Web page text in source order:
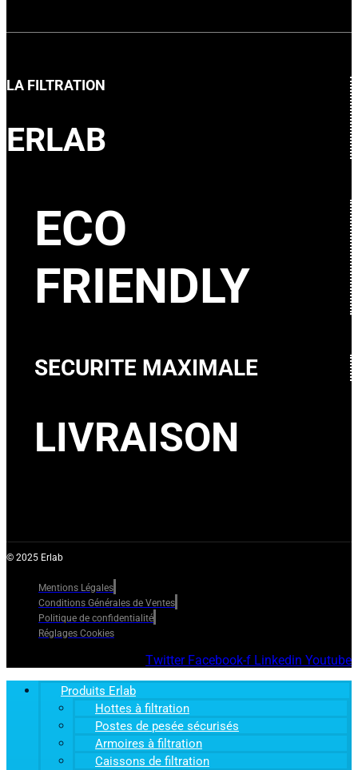
LA FILTRATION
ERLAB
ECO
FRIENDLY
SECURITE MAXIMALE
LIVRAISON
© 2025 Erlab
Mentions Légales
Conditions Générales de Ventes
Politique de confidentialité
Réglages Cookies
Twitter Facebook-f Linkedin Youtube
Produits Erlab
Hottes à filtration
Postes de pesée sécurisés
Armoires à filtration
Caissons de filtration